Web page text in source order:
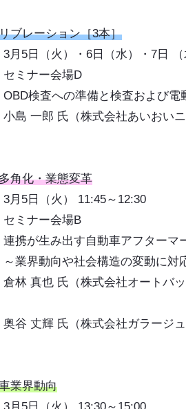
ブレーション［3本］
3月5日（火）・6日（水）・7日
セミナー会場D
OBD検査への準備と検査および電
小島 一郎 氏（株式会社あいおい
角化・業態変革
3月5日（火） 11:45～12:30
セミナー会場B
連携が生み出す自動車アフターマ
～業界動向や社会構造の変動に対
倉林 真也 氏（株式会社オートバ
丈輝 氏（株式会社ガラージュ
業界動向